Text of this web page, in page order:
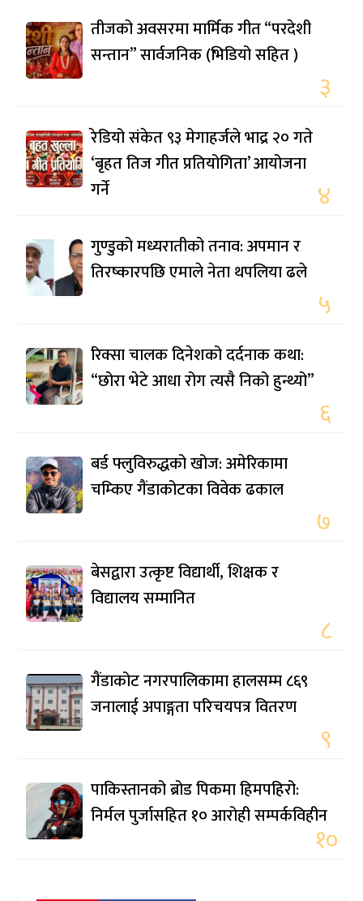
तीजको अवसरमा मार्मिक गीत “परदेशी
सन्तान” सार्वजनिक (भिडियो सहित )
३
रेडियो संकेत ९३ मेगाहर्जले भाद्र २० गते
‘बृहत तिज गीत प्रतियोगिता’ आयोजना
गर्ने
४
गुण्डुको मध्यरातीको तनाव: अपमान र
तिरष्कारपछि एमाले नेता थपलिया ढले
५
रिक्सा चालक दिनेशको दर्दनाक कथा:
“छोरा भेटे आधा रोग त्यसै निको हुन्थ्यो”
६
बर्ड फ्लुविरुद्धको खोज: अमेरिकामा
चम्किए गैंडाकोटका विवेक ढकाल
७
बेसद्वारा उत्कृष्ट विद्यार्थी, शिक्षक र
विद्यालय सम्मानित
८
गैंडाकोट नगरपालिकामा हालसम्म ८६९
जनालाई अपाङ्गता परिचयपत्र वितरण
९
पाकिस्तानको ब्रोड पिकमा हिमपहिरो:
निर्मल पुर्जासहित १० आरोही सम्पर्कविहीन
१०